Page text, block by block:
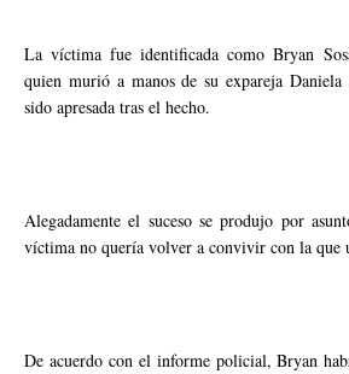
La víctima fue identificada como Bryan
quien murió a manos de su expareja
sido apresada tras el hecho.
Alegadamente el suceso se produjo por
víctima no quería volver a convivir con la que
De acuerdo con el informe policial, Bryan